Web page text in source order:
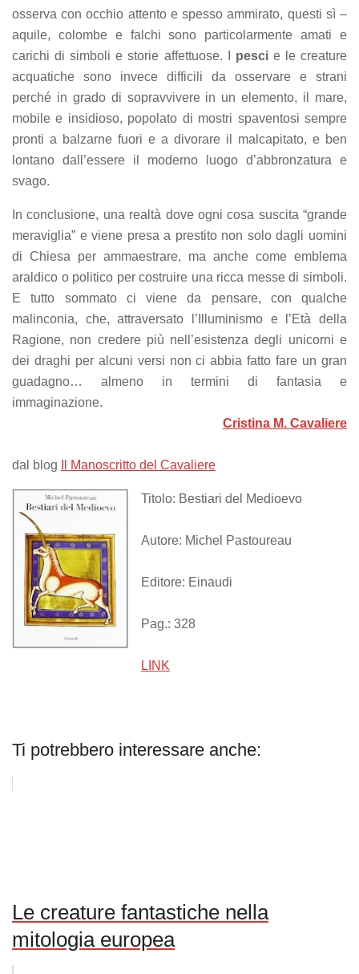
osserva con occhio attento e spesso ammirato, questi sì –
aquile, colombe e falchi sono particolarmente amati e
carichi di simboli e storie affettuose. I pescie le creature
acquatiche sono invece difficili da osservare e strani
perché in grado di sopravvivere in un elemento, il mare,
mobile e insidioso, popolato di mostri spaventosi sempre
pronti a balzarne fuori e a divorare il malcapitato, e ben
lontano dall’essere il moderno luogo d’abbronzatura e
svago.
In conclusione, una realtà dove ogni cosa suscita “grande
meraviglia” e viene presa a prestito non solo dagli uomini
di Chiesa per ammaestrare, ma anche come emblema
araldico o politico per costruire una ricca messe di simboli.
E tutto sommato ci viene da pensare, con qualche
malinconia, che, attraversato l’Illuminismo e l’Età della
Ragione, non credere più nell’esistenza degli unicorni e
dei draghi per alcuni versi non ci abbia fatto fare un gran
guadagno… almeno in termini di fantasia e
immaginazione.
Cristina M. Cavaliere
dal blog Il Manoscritto del Cavaliere
Titolo: Bestiari del Medioevo
Autore: Michel Pastoureau
Editore: Einaudi
Pag.: 328
LINK
Ti potrebbero interessare anche:
Le creature fantastiche nella
mitologia europea